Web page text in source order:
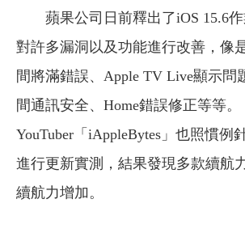
蘋果公司日前釋出了iOS 15.6
對許多漏洞以及功能進行改善，像
間將滿錯誤、Apple TV Live顯示問
間通訊安全、Home錯誤修正等等。
YouTuber「iAppleBytes」也照慣例
進行更新實測，結果發現多款續航
續航力增加。